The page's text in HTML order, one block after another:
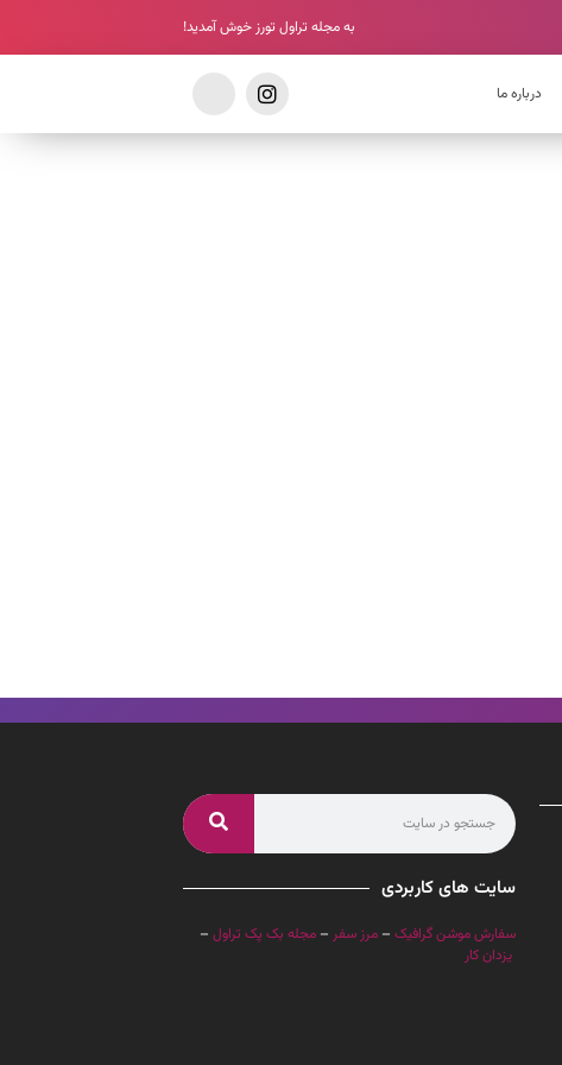
به مجله تراول تورز خوش آمدید!
درباره ما
سایت های کاربردی
سفارش موشن گرافیک – مرز سفر – مجله بک پک تراول –
یزدان کار